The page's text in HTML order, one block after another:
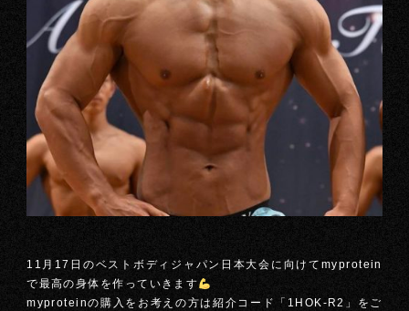
11月17日のベストボディジャパン日本大会に向けてmyprotein
で最高の身体を作っていきます
myproteinの購入をお考えの方は紹介コード「1HOK-R2」をご